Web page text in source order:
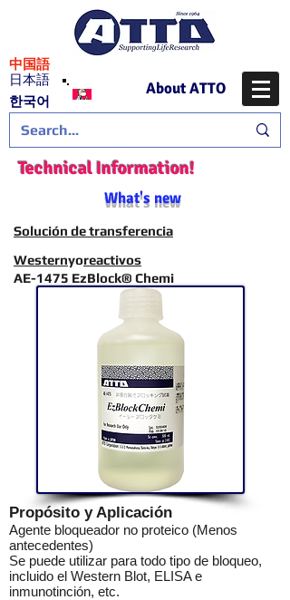
日本語
​中国語
​한국어
About ATTO
Technical Information!
What's new
Solución de transferencia
Westernyoreactivos
AE-1475 EzBlock® Chemi
Propósito y Aplicación
Agente bloqueador no proteico (Menos
antecedentes)
Se puede utilizar para todo tipo de bloqueo,
incluido el Western Blot, ELISA e
inmunotinción, etc.